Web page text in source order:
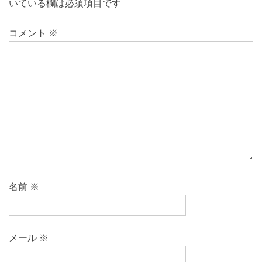
いている欄は必須項目です
コメント ※
名前 ※
メール ※